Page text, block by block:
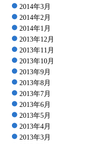
2014年3月
2014年2月
2014年1月
2013年12月
2013年11月
2013年10月
2013年9月
2013年8月
2013年7月
2013年6月
2013年5月
2013年4月
2013年3月